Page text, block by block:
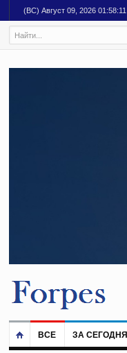
(ВС) Август 09, 2026
ВСЕ ЗА СЕГОДНЯ